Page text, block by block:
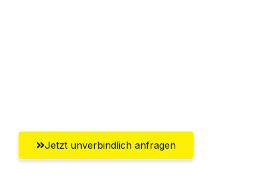
Jetzt unverbindlich anfragen